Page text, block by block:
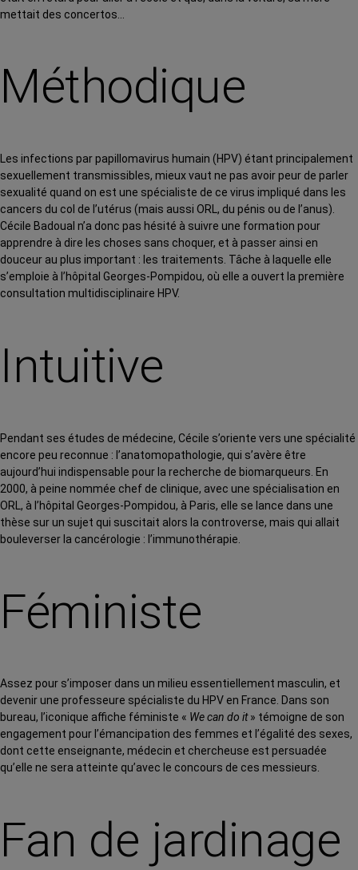
mettait des concertos…
Méthodique
Les infections par papillomavirus humain (HPV) étant principalement
sexuellement transmissibles, mieux vaut ne pas avoir peur de parler
sexualité quand on est une spécialiste de ce virus impliqué dans les
cancers du col de l’utérus (mais aussi ORL, du pénis ou de l’anus).
Cécile Badoual n’a donc pas hésité à suivre une formation pour
apprendre à dire les choses sans choquer, et à passer ainsi en
douceur au plus important : les traitements. Tâche à laquelle elle
s’emploie à l’hôpital Georges-Pompidou, où elle a ouvert la première
consultation multidisciplinaire HPV.
Intuitive
Pendant ses études de médecine, Cécile s’oriente vers une spécialité
encore peu reconnue : l’anatomopathologie, qui s’avère être
aujourd’hui indispensable pour la recherche de biomarqueurs. En
2000, à peine nommée chef de clinique, avec une spécialisation en
ORL, à l’hôpital Georges-Pompidou, à Paris, elle se lance dans une
thèse sur un sujet qui suscitait alors la controverse, mais qui allait
bouleverser la cancérologie : l’immunothérapie.
Féministe
Assez pour s’imposer dans un milieu essentiellement masculin, et
devenir une professeure spécialiste du HPV en France. Dans son
bureau, l’iconique affiche féministe « We can do it» témoigne de son
engagement pour l’émancipation des femmes et l’égalité des sexes,
dont cette enseignante, médecin et chercheuse est persuadée
qu’elle ne sera atteinte qu’avec le concours de ces messieurs.
Fan de jardinage